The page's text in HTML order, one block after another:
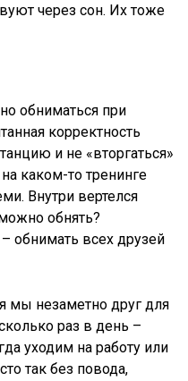
через сон. Их тоже
обниматься при
корректность
и не «вторгаться»
каком-то тренинге
Внутри вертелся
обнять?
обнимать всех друзей
мы незаметно друг для
раз в день –
уходим на работу или
так без повода,